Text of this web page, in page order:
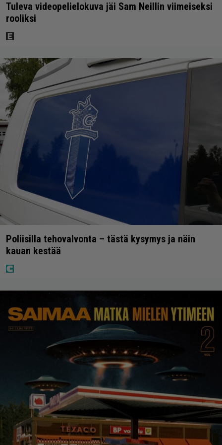
Tuleva videopelielokuva jäi Sam Neillin viimeiseksi
rooliksi
Poliisilla tehovalvonta – tästä kysymys ja näin
kauan kestää